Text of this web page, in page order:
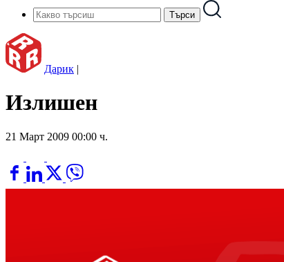
Дарик |
Излишен
21 Март 2009 00:00 ч.